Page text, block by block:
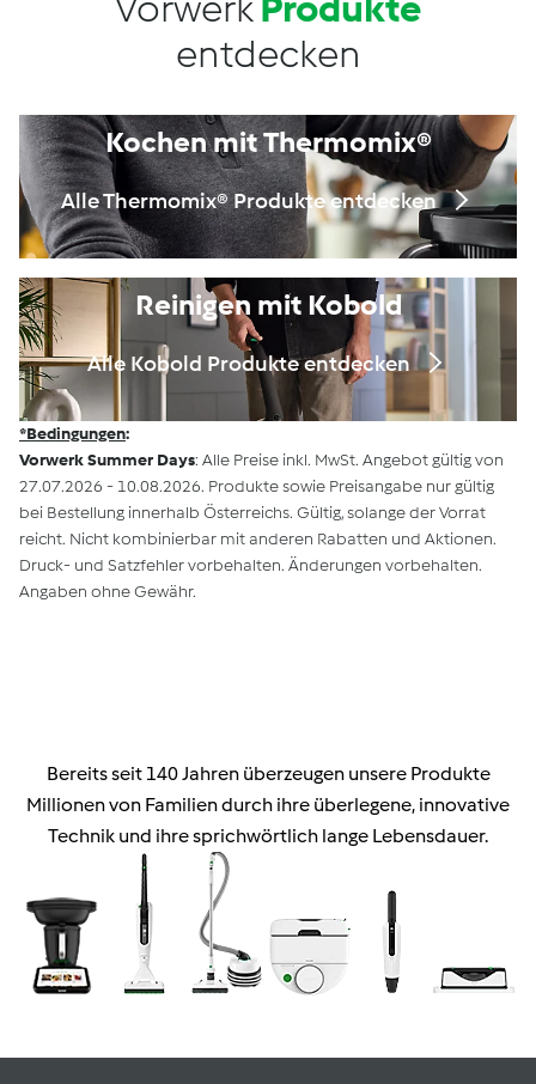
entdecken
Kochen mit Thermomix®
Alle Thermomix® Produkte entdecken
Reinigen mit Kobold
Alle Kobold Produkte entdecken
*Bedingungen:
Vorwerk Summer Days: Alle Preise inkl. MwSt. Angebot gültig von
27.07.2026 - 10.08.2026. Produkte sowie Preisangabe nur gültig
bei Bestellung innerhalb Österreichs. Gültig, solange der Vorrat
reicht. Nicht kombinierbar mit anderen Rabatten und Aktionen.
Druck- und Satzfehler vorbehalten. Änderungen vorbehalten.
Angaben ohne Gewähr.
Bereits seit 140 Jahren überzeugen unsere Produkte
Millionen von Familien durch ihre überlegene, innovative
Technik und ihre sprichwörtlich lange Lebensdauer.